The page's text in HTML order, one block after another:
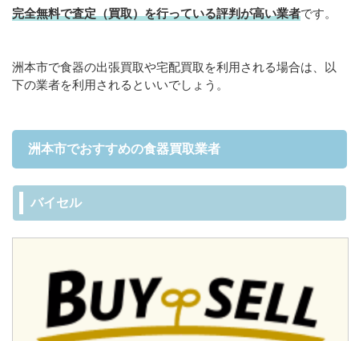
完全無料で査定（買取）を行っている評判が高い業者です。
洲本市で食器の出張買取や宅配買取を利用される場合は、以
下の業者を利用されるといいでしょう。
洲本市でおすすめの食器買取業者
バイセル